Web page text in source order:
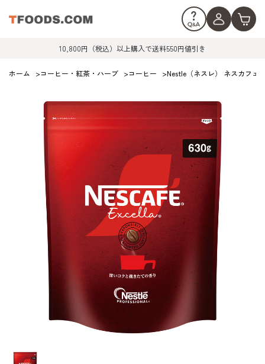
10,800円（税込）以上購入で送料550円値引き
ホーム >コーヒー・紅茶・ハーブ >コーヒー >Nestle（ネスレ） ネスカフェ